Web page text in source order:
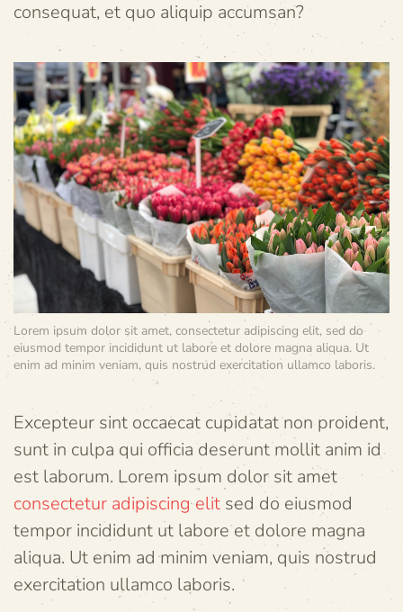
consequat, et quo aliquip accumsan?
Lorem ipsum dolor sit amet, consectetur adipiscing elit, sed do
eiusmod tempor incididunt ut labore et dolore magna aliqua. Ut
enim ad minim veniam, quis nostrud exercitation ullamco laboris.
Excepteur sint occaecat cupidatat non proident,
sunt in culpa qui officia deserunt mollit anim id
est laborum. Lorem ipsum dolor sit amet
consectetur adipiscing elit sed do eiusmod
tempor incididunt ut labore et dolore magna
aliqua. Ut enim ad minim veniam, quis nostrud
exercitation ullamco laboris.